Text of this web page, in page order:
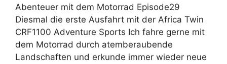
Abenteuer mit dem Motorrad Episode29
Diesmal die erste Ausfahrt mit der Africa Twin
CRF1100 Adventure Sports Ich fahre gerne mit
dem Motorrad durch atemberaubende
Landschaften und erkunde immer wieder neue